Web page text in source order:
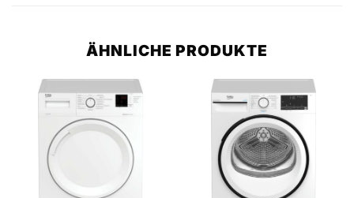
ÄHNLICHE PRODUKTE